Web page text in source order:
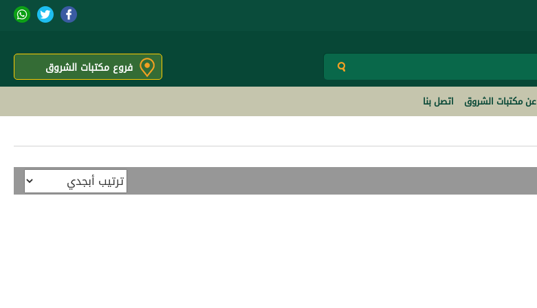
فروع مكتبات الشروق
عن مكتبات الشروق اتصل بنا